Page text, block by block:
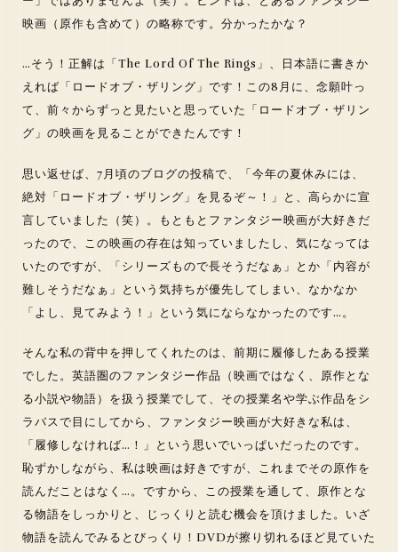
映画（原作も含めて）の略称です。分かったかな？
…そう！正解は「The Lord Of The Rings」、日本語に書きか
えれば「ロードオブ・ザリング」です！この8月に、念願叶っ
て、前々からずっと見たいと思っていた「ロードオブ・ザリン
グ」の映画を見ることができたんです！
思い返せば、7月頃のブログの投稿で、「今年の夏休みには、
絶対「ロードオブ・ザリング」を見るぞ～！」と、高らかに宣
言していました（笑）。もともとファンタジー映画が大好きだ
ったので、この映画の存在は知っていましたし、気になっては
いたのですが、「シリーズもので長そうだなぁ」とか「内容が
難しそうだなぁ」という気持ちが優先してしまい、なかなか
「よし、見てみよう！」という気にならなかったのです…。
そんな私の背中を押してくれたのは、前期に履修したある授業
でした。英語圏のファンタジー作品（映画ではなく、原作とな
る小説や物語）を扱う授業でして、その授業名や学ぶ作品をシ
ラバスで目にしてから、ファンタジー映画が大好きな私は、
「履修しなければ…！」という思いでいっぱいだったのです。
恥ずかしながら、私は映画は好きですが、これまでその原作を
読んだことはなく…。ですから、この授業を通して、原作とな
る物語をしっかりと、じっくりと読む機会を頂けました。いざ
物語を読んでみるとびっくり！DVDが擦り切れるほど見ていた